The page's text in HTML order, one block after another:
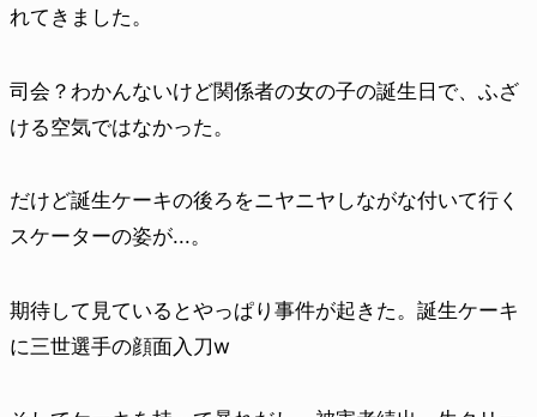
れてきました。
司会？わかんないけど関係者の女の子の誕生日で、ふざ
ける空気ではなかった。
だけど誕生ケーキの後ろをニヤニヤしながな付いて行く
スケーターの姿が...。
期待して見ているとやっぱり事件が起きた。誕生ケーキ
に三世選手の顔面入刀w